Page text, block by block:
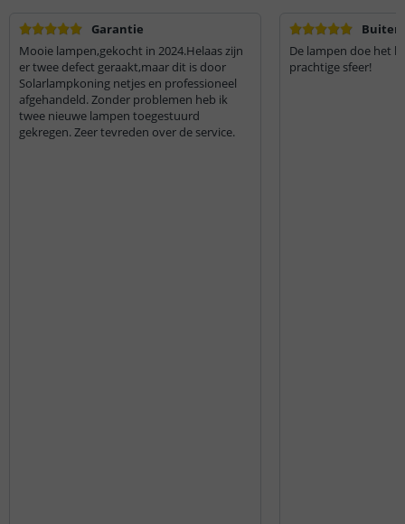
Garantie
Mooie lampen,gekocht in 2024.Helaas zijn
er twee defect geraakt,maar dit is door
Solarlampkoning netjes en professioneel
afgehandeld. Zonder problemen heb ik
twee nieuwe lampen toegestuurd
gekregen. Zeer tevreden over de service.
De lampen doe het
prachtige sfeer!